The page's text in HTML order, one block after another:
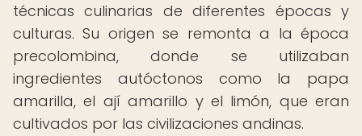
técnicas culinarias de diferentes épocas y
culturas. Su origen se remonta a la época
precolombina, donde se utilizaban
ingredientes autóctonos como la papa
amarilla, el ají amarillo y el limón, que eran
cultivados por las civilizaciones andinas.